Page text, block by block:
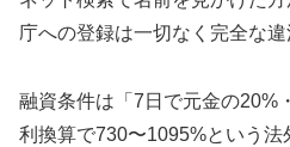
庁への登録は一切なく完全な違
融資条件は「7日で元金の20%
利換算で730〜1095%という